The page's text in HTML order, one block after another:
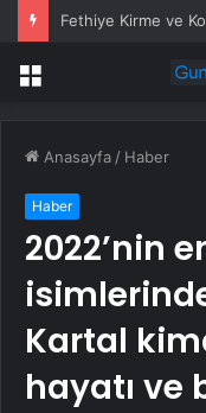
Fethiye Kirme ve
Menü
Anasayfa / Haber
Haber
2022’nin
Kartal
hayatı ve